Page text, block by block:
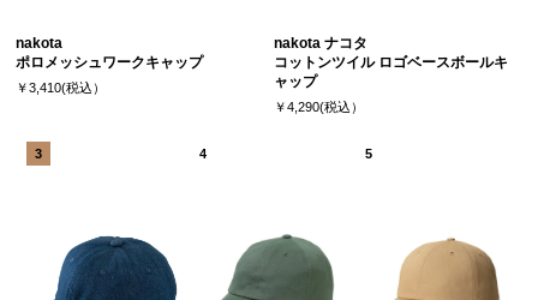
nakota
ポロメッシュワークキャップ
￥3,410(税込）
nakota ナコタ
コットンツイル ロゴベースボールキ
ャップ
￥4,290(税込）